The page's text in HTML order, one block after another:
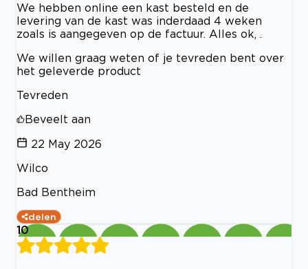
We hebben online een kast besteld en de
levering van de kast was inderdaad 4 weken
zoals is aangegeven op de factuur. Alles ok, .
We willen graag weten of je tevreden bent over
het geleverde product
Tevreden
Beveelt aan
22 May 2026
Wilco
Bad Bentheim
delen
10